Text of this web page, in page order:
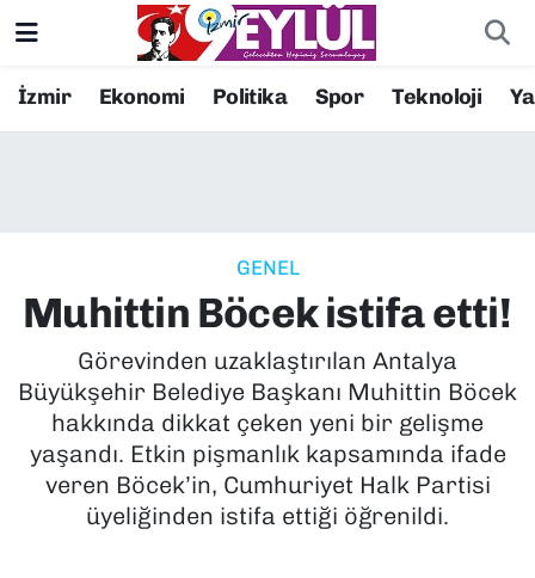
İzmir Ekonomi Politika Spor Teknoloji
GENEL
Muhittin Böcek istifa etti!
Görevinden uzaklaştırılan Antalya
Büyükşehir Belediye Başkanı Muhittin Böcek
hakkında dikkat çeken yeni bir gelişme
yaşandı. Etkin pişmanlık kapsamında ifade
veren Böcek’in, Cumhuriyet Halk Partisi
üyeliğinden istifa ettiği öğrenildi.
Resmi İlanlar
EKONOMİ
KÜLTÜR SANAT
MAGAZİN
POLİTİKA
Konak Nöbetçi Eczaneler
Süper Lig Puan Durumu ve Fikstür
Tüm Manşetler
Son Dakika Haberleri
Haber Arşivi